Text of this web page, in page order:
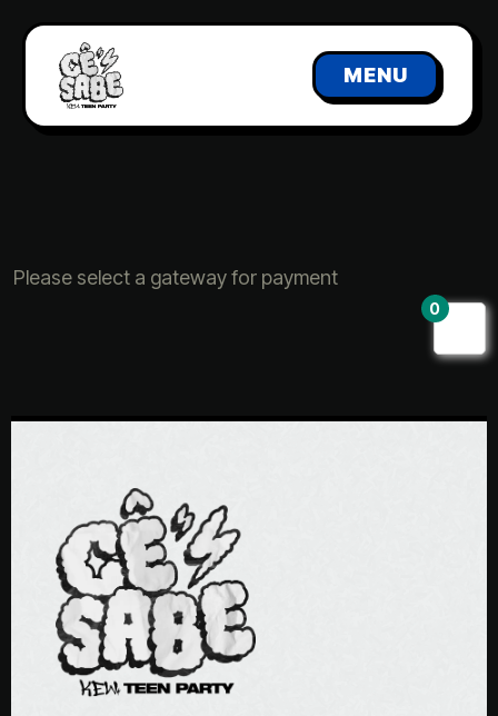
MENU
Please select a gateway for payment
0